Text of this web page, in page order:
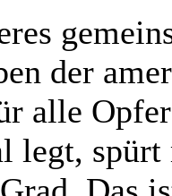
der
alle
legt,